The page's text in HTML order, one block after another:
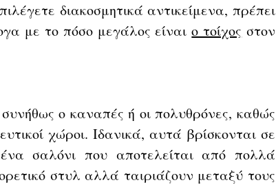
διακοσμητικά αντικείμενα, πρέπει
με το πόσο μεγάλος είναι ο τοίχος στον
ο καναπές ή οι πολυθρόνες, καθώς
χώροι. Ιδανικά, αυτά βρίσκονται σε
σαλόνι που αποτελείται από πολλά
στυλ αλλά ταιριάζουν μεταξύ τους